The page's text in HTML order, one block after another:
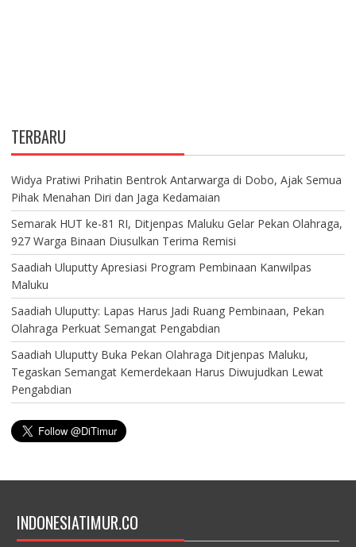
TERBARU
Widya Pratiwi Prihatin Bentrok Antarwarga di Dobo, Ajak Semua
Pihak Menahan Diri dan Jaga Kedamaian
Semarak HUT ke-81 RI, Ditjenpas Maluku Gelar Pekan Olahraga,
927 Warga Binaan Diusulkan Terima Remisi
Saadiah Uluputty Apresiasi Program Pembinaan Kanwilpas
Maluku
Saadiah Uluputty: Lapas Harus Jadi Ruang Pembinaan, Pekan
Olahraga Perkuat Semangat Pengabdian
Saadiah Uluputty Buka Pekan Olahraga Ditjenpas Maluku,
Tegaskan Semangat Kemerdekaan Harus Diwujudkan Lewat
Pengabdian
INDONESIATIMUR.CO